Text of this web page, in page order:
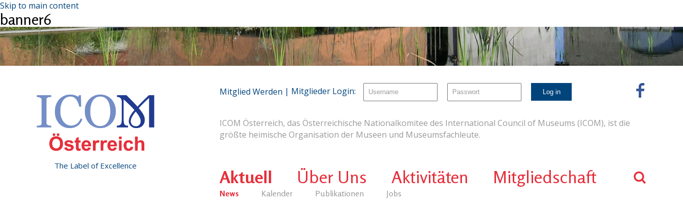
Skip to main content
banner6
The Label of Excellence
ICOM Österreich, das Österreichische Nationalkomitee des International Council of Museums (ICOM), ist die
größte heimische Organisation der Museen und Museumsfachleute.
Aktuell
News Kalender Publikationen Jobs
Über Uns Aktivitäten Mitgliedschaft
Mitglied Werden | Mitglieder Login: